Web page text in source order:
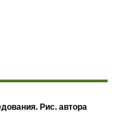
Рис. автора